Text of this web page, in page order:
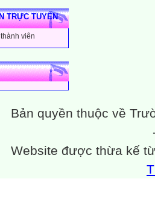
TRỰC TUYẾN
viên
Bản quyền thuộc về
Website được thừa kế